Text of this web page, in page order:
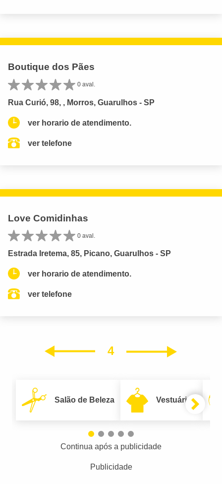
Boutique dos Pães
0 aval.
Rua Curió, 98, , Morros, Guarulhos - SP
ver horario de atendimento.
ver telefone
Love Comidinhas
0 aval.
Estrada Iretema, 85, Picano, Guarulhos - SP
ver horario de atendimento.
ver telefone
4
Salão de Beleza Vestuário
Continua após a publicidade
Publicidade